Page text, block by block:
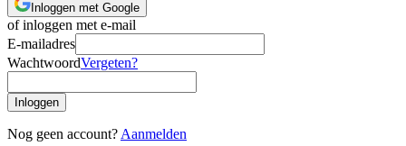
Inloggen met Google
of inloggen met e-mail
E-mailadres
WachtwoordVergeten?
Inloggen
Nog geen account? Aanmelden